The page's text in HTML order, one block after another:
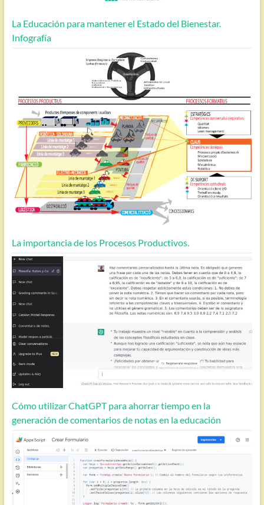
La Educación para mantener el Estado del Bienestar.
Infografía
La importancia de los Procesos Productivos.
Cómo utilizar ChatGPT para ahorrar tiempo en la
generación de comentarios de notas en la educación